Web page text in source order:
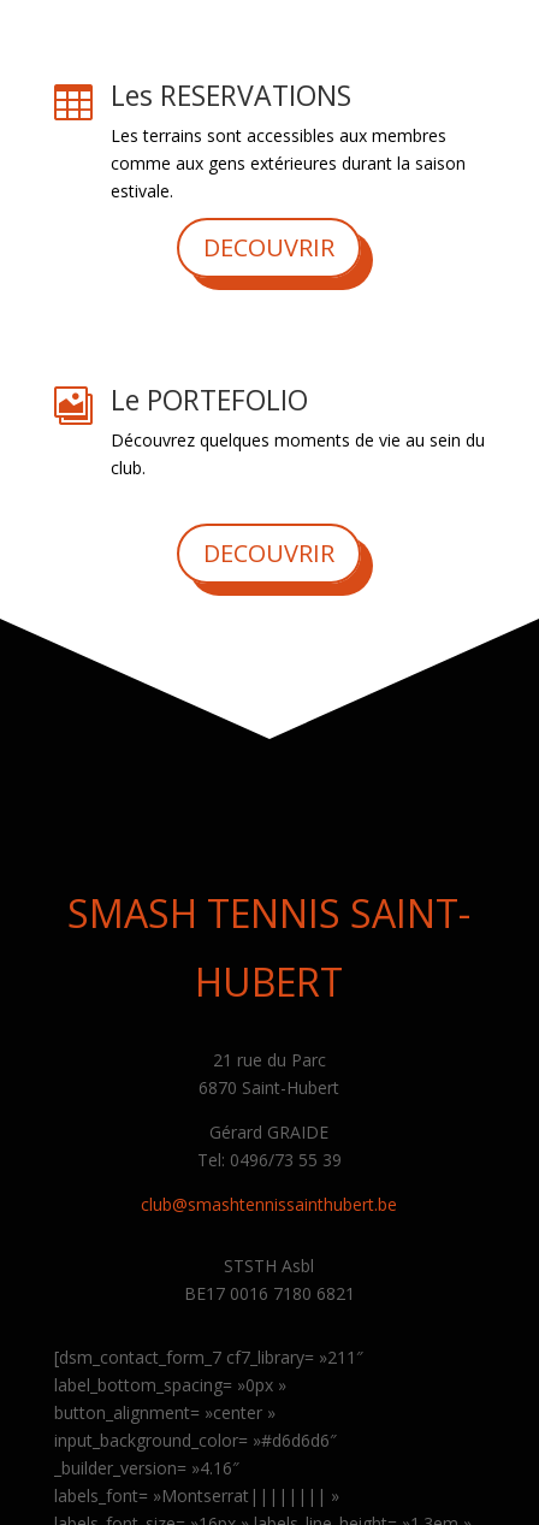
 Les RESERVATIONS
Les terrains sont accessibles aux membres
comme aux gens extérieures durant la saison
estivale.
DECOUVRIR
 Le PORTEFOLIO
Découvrez quelques moments de vie au sein du
club.
DECOUVRIR
SMASH TENNIS SAINT-
HUBERT
21 rue du Parc
6870 Saint-Hubert
Gérard GRAIDE
Tel: 0496/73 55 39
club@smashtennissainthubert.be
STSTH Asbl
BE17 0016 7180 6821
[dsm_contact_form_7 cf7_library= »211″
label_bottom_spacing= »0px »
button_alignment= »center »
input_background_color= »#d6d6d6″
_builder_version= »4.16″
labels_font= »Montserrat|||||||| »